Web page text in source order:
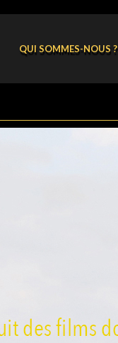
QUI SOMMES-NOUS ?